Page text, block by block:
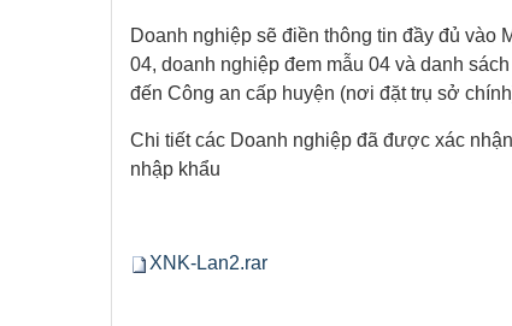
Doanh nghiệp sẽ điền thông tin đầy đủ vào
04, doanh nghiệp đem mẫu 04 và danh
đến Công an cấp huyện (nơi đặt trụ sở
Chi tiết các Doanh nghiệp đã được xác
nhập khẩu​
XNK-Lan2.rar